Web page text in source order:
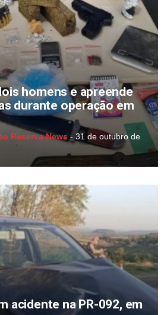
homens e apreende
durante operação em
Reserva News - 31 de outubro de
acidente na PR-092, em